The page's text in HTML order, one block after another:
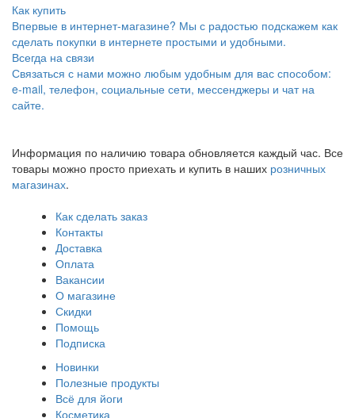
Как купить
Впервые в интернет-магазине? Мы с радостью подскажем как
сделать покупки в интернете простыми и удобными.
Всегда на связи
Связаться с нами можно любым удобным для вас способом:
e-mail, телефон, социальные сети, мессенджеры и чат на
сайте.
Информация по наличию товара обновляется каждый час. Все
товары можно просто приехать и купить в наших розничных
магазинах.
Как сделать заказ
Контакты
Доставка
Оплата
Вакансии
О магазине
Скидки
Помощь
Подписка
Новинки
Полезные продукты
Всё для йоги
Косметика